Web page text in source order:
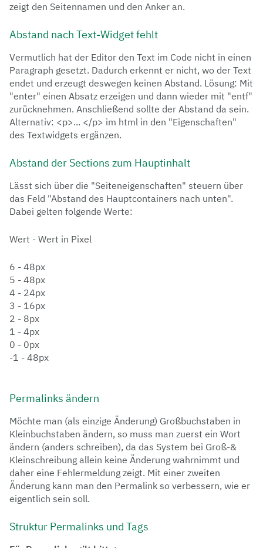
zeigt den Seitennamen und den Anker an.
Abstand nach Text-Widget fehlt
Vermutlich hat der Editor den Text im Code nicht in einen
Paragraph gesetzt. Dadurch erkennt er nicht, wo der Text
endet und erzeugt deswegen keinen Abstand. Lösung: Mit
"enter" einen Absatz erzeigen und dann wieder mit "entf"
zurücknehmen. Anschließend sollte der Abstand da sein.
Alternativ: <p>... </p> im html in den "Eigenschaften"
des Textwidgets ergänzen.
Abstand der Sections zum Hauptinhalt
Lässt sich über die "Seiteneigenschaften" steuern über
das Feld "Abstand des Hauptcontainers nach unten".
Dabei gelten folgende Werte:
Wert - Wert in Pixel
6 - 48px
5 - 48px
4 - 24px
3 - 16px
2 - 8px
1 - 4px
0 - 0px
-1 - 48px
Permalinks ändern
Möchte man (als einzige Änderung) Großbuchstaben in
Kleinbuchstaben ändern, so muss man zuerst ein Wort
ändern (anders schreiben), da das System bei Groß-&
Kleinschreibung allein keine Änderung wahrnimmt und
daher eine Fehlermeldung zeigt. Mit einer zweiten
Änderung kann man den Permalink so verbessern, wie er
eigentlich sein soll.
Struktur Permalinks und Tags